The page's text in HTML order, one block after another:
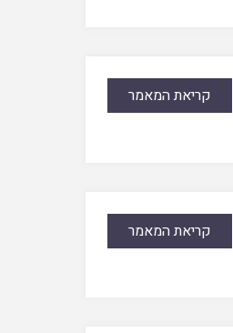
קריאת המאמר
קריאת המאמר